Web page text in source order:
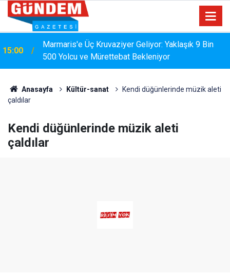
Marmaris'e Üç Kruvaziyer Geliyor: Yaklaşık 9 Bin
500 Yolcu ve Mürettebat Bekleniyor
14:17
MARMARİS'TE DERELERDE TEMİZLİK
SEFERBERLİĞİ
Anasayfa Kültür-sanat
Kendi düğünlerinde müzik aleti
çaldılar
Kendi düğünlerinde müzik aleti
çaldılar